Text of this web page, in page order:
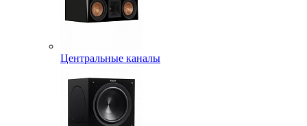
Центральные каналы